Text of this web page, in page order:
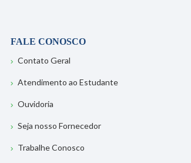
FALE CONOSCO
Contato Geral
Atendimento ao Estudante
Ouvidoria
Seja nosso Fornecedor
Trabalhe Conosco